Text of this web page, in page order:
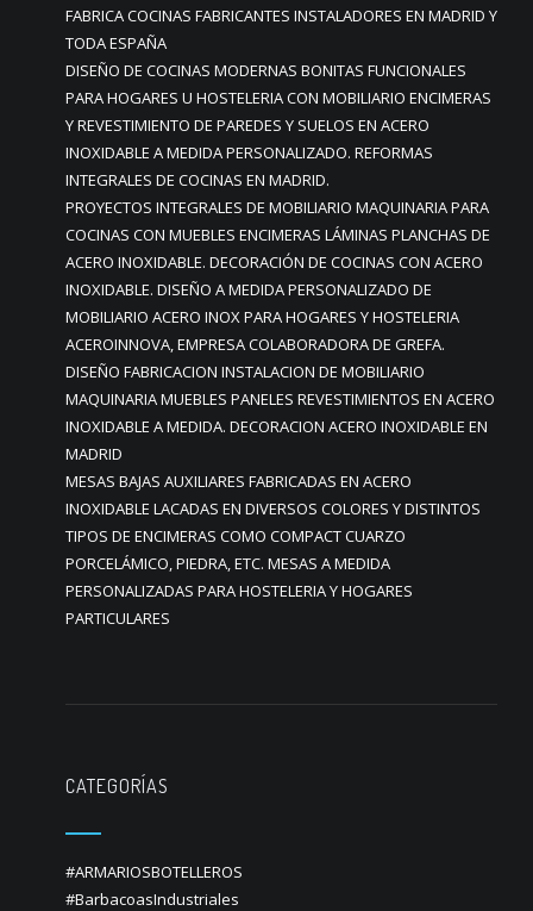
FABRICA COCINAS FABRICANTES INSTALADORES EN MADRID Y
TODA ESPAÑA
DISEÑO DE COCINAS MODERNAS BONITAS FUNCIONALES
PARA HOGARES U HOSTELERIA CON MOBILIARIO ENCIMERAS
Y REVESTIMIENTO DE PAREDES Y SUELOS EN ACERO
INOXIDABLE A MEDIDA PERSONALIZADO. REFORMAS
INTEGRALES DE COCINAS EN MADRID.
PROYECTOS INTEGRALES DE MOBILIARIO MAQUINARIA PARA
COCINAS CON MUEBLES ENCIMERAS LÁMINAS PLANCHAS DE
ACERO INOXIDABLE. DECORACIÓN DE COCINAS CON ACERO
INOXIDABLE. DISEÑO A MEDIDA PERSONALIZADO DE
MOBILIARIO ACERO INOX PARA HOGARES Y HOSTELERIA
ACEROINNOVA, EMPRESA COLABORADORA DE GREFA.
DISEÑO FABRICACION INSTALACION DE MOBILIARIO
MAQUINARIA MUEBLES PANELES REVESTIMIENTOS EN ACERO
INOXIDABLE A MEDIDA. DECORACION ACERO INOXIDABLE EN
MADRID
MESAS BAJAS AUXILIARES FABRICADAS EN ACERO
INOXIDABLE LACADAS EN DIVERSOS COLORES Y DISTINTOS
TIPOS DE ENCIMERAS COMO COMPACT CUARZO
PORCELÁMICO, PIEDRA, ETC. MESAS A MEDIDA
PERSONALIZADAS PARA HOSTELERIA Y HOGARES
PARTICULARES
CATEGORÍAS
#ARMARIOSBOTELLEROS
#BarbacoasIndustriales